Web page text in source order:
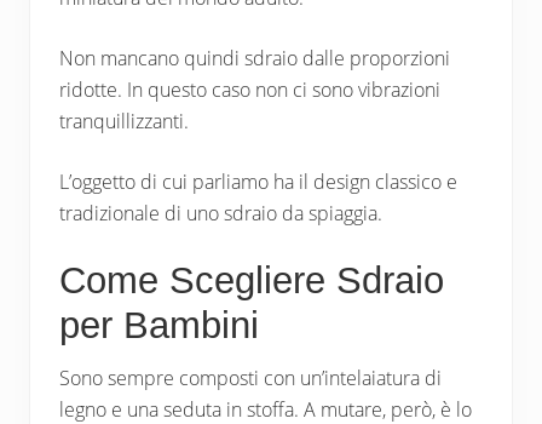
Non mancano quindi sdraio dalle proporzioni
ridotte. In questo caso non ci sono vibrazioni
tranquillizzanti.
L’oggetto di cui parliamo ha il design classico e
tradizionale di uno sdraio da spiaggia.
Come Scegliere Sdraio
per Bambini
Sono sempre composti con un’intelaiatura di
legno e una seduta in stoffa. A mutare, però, è lo